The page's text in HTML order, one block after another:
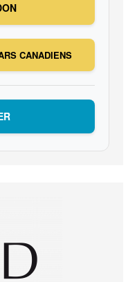
CANADIENS